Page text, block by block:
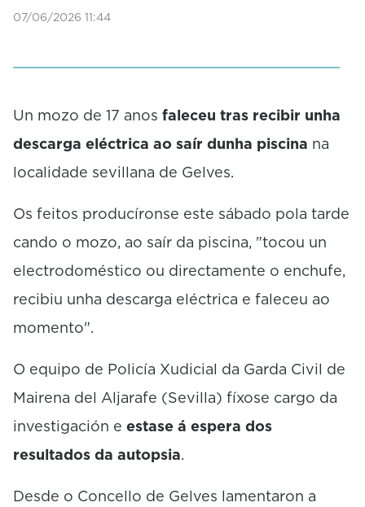
0
o
s
07/06/2026 11:44
Un mozo de 17 anos faleceu tras recibir unha
descarga eléctrica ao saír dunha piscina na
localidade sevillana de Gelves.
Os feitos producíronse este sábado pola tarde
cando o mozo, ao saír da piscina, "tocou un
electrodoméstico ou directamente o enchufe,
recibiu unha descarga eléctrica e faleceu ao
momento".
O equipo de Policía Xudicial da Garda Civil de
Mairena del Aljarafe (Sevilla) fíxose cargo da
investigación e estase á espera dos
resultados da autopsia.
Desde o Concello de Gelves lamentaron a